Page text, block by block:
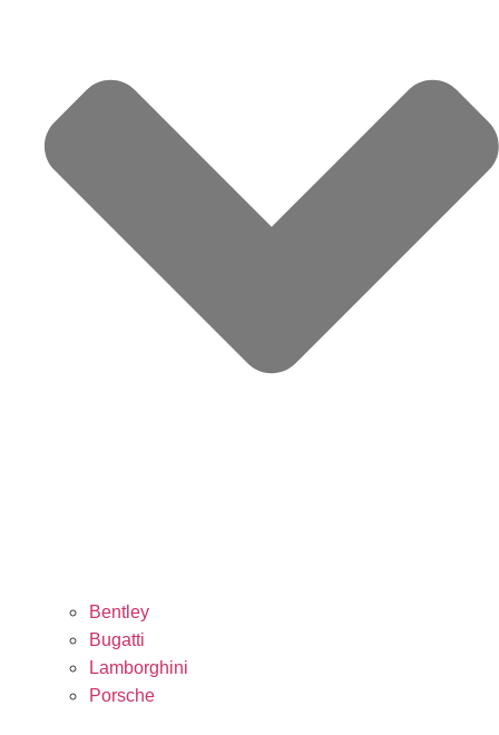
Bentley
Bugatti
Lamborghini
Porsche